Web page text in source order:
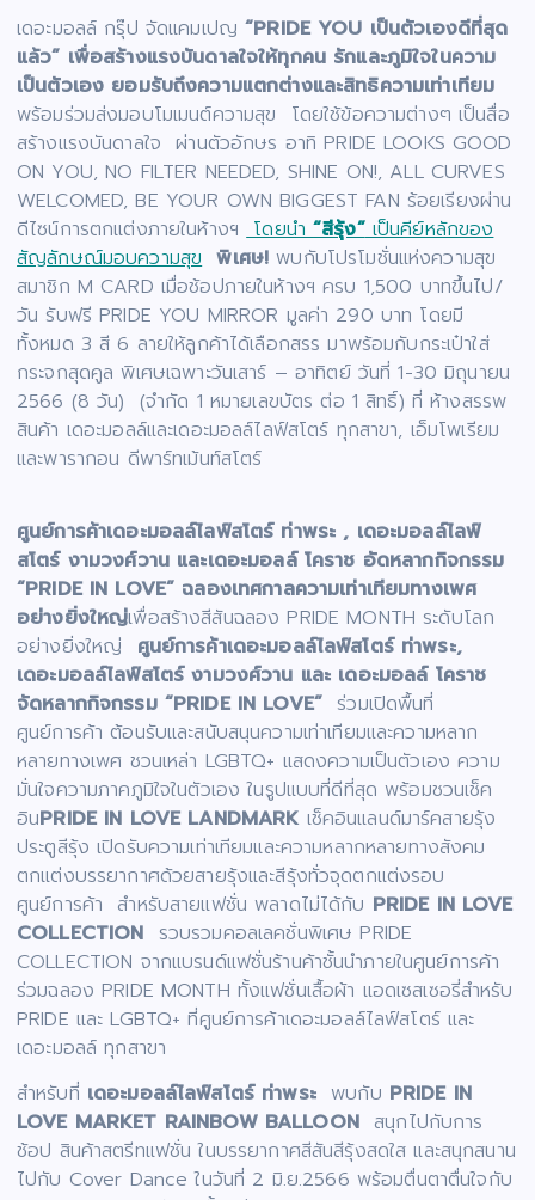
เดอะมอลล์ กรุ๊ป จัดแคมเปญ“PRIDE YOU เป็นตัวเองดีที่สุด
แล้ว” เพื่อสร้างแรงบันดาลใจให้ทุกคน รักและภูมิใจในความ
เป็นตัวเอง ยอมรับถึงความแตกต่างและสิทธิความเท่าเทียม
พร้อมร่วมส่งมอบโมเมนต์ความสุข โดยใช้ข้อความต่างๆ เป็นสื่อ
สร้างแรงบันดาลใจ ผ่านตัวอักษร อาทิ PRIDE LOOKS GOOD
ON YOU, NO FILTER NEEDED, SHINE ON!, ALL CURVES
WELCOMED, BE YOUR OWN BIGGEST FAN ร้อยเรียงผ่าน
ดีไซน์การตกแต่งภายในห้างฯโดยนำ“สีรุ้ง”เป็นคีย์หลักของ
สัญลักษณ์มอบความสุข พิเศษ! พบกับโปรโมชั่นแห่งความสุข
สมาชิก M CARD เมื่อช้อปภายในห้างฯ ครบ 1,500 บาทขึ้นไป/
วัน รับฟรี PRIDE YOU MIRROR มูลค่า 290 บาท โดยมี
ทั้งหมด 3 สี 6 ลายให้ลูกค้าได้เลือกสรร มาพร้อมกับกระเป๋าใส่
กระจกสุดคูล พิเศษเฉพาะวันเสาร์ – อาทิตย์ วันที่ 1-30 มิถุนายน
2566 (8 วัน) (จำกัด 1 หมายเลขบัตร ต่อ 1 สิทธิ์) ที่ ห้างสรรพ
สินค้า เดอะมอลล์และเดอะมอลล์ไลฟ์สโตร์ ทุกสาขา, เอ็มโพเรียม
และพารากอน ดีพาร์ทเม้นท์สโตร์
ศูนย์การค้าเดอะมอลล์ไลฟ์สโตร์ ท่าพระ , เดอะมอลล์ไลฟ์
สโตร์ งามวงศ์วาน และเดอะมอลล์ โคราช อัดหลากกิจกรรม
“PRIDE IN LOVE” ฉลองเทศกาลความเท่าเทียมทางเพศ
อย่างยิ่งใหญ่เพื่อสร้างสีสันฉลอง PRIDE MONTH ระดับโลก
อย่างยิ่งใหญ่ ศูนย์การค้าเดอะมอลล์ไลฟ์สโตร์ ท่าพระ,
เดอะมอลล์ไลฟ์สโตร์ งามวงศ์วาน และ เดอะมอลล์ โคราช
จัดหลากกิจกรรม “PRIDE IN LOVE” ร่วมเปิดพื้นที่
ศูนย์การค้า ต้อนรับและสนับสนุนความเท่าเทียมและความหลาก
หลายทางเพศ ชวนเหล่า LGBTQ+ แสดงความเป็นตัวเอง ความ
มั่นใจความภาคภูมิใจในตัวเอง ในรูปแบบที่ดีที่สุด พร้อมชวนเช็ค
อินPRIDE IN LOVE LANDMARK เช็คอินแลนด์มาร์คสายรุ้ง
ประตูสีรุ้ง เปิดรับความเท่าเทียมและความหลากหลายทางสังคม
ตกแต่งบรรยากาศด้วยสายรุ้งและสีรุ้งทั่วจุดตกแต่งรอบ
ศูนย์การค้า สำหรับสายแฟชั่น พลาดไม่ได้กับ PRIDE IN LOVE
COLLECTION รวบรวมคอลเลคชั่นพิเศษ PRIDE
COLLECTION จากแบรนด์แฟชั่นร้านค้าชั้นนำภายในศูนย์การค้า
ร่วมฉลอง PRIDE MONTH ทั้งแฟชั่นเสื้อผ้า แอดเซสเซอรี่สำหรับ
PRIDE และ LGBTQ+ ที่ศูนย์การค้าเดอะมอลล์ไลฟ์สโตร์ และ
เดอะมอลล์ ทุกสาขา
สำหรับที่ เดอะมอลล์ไลฟ์สโตร์ ท่าพระพบกับ PRIDE IN
LOVE MARKET RAINBOW BALLOONสนุกไปกับการ
ช้อป สินค้าสตรีทแฟชั่น ในบรรยากาศสีสันสีรุ้งสดใส และสนุกสนาน
ไปกับ Cover Dance ในวันที่ 2 มิ.ย.2566 พร้อมตื่นตาตื่นใจกับ